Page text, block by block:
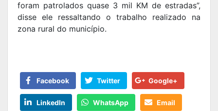
foram patrolados quase 3 mil KM de estradas”,
disse ele ressaltando o trabalho realizado na
zona rural do município.
Facebook Twitter Google+
LinkedIn WhatsApp Email